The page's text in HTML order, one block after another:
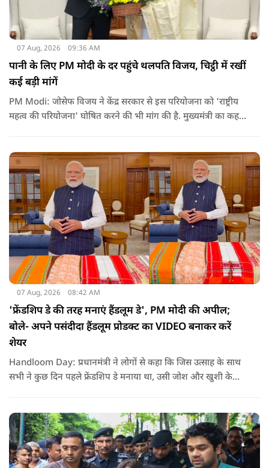
07 Aug, 2026 09:36 AM
पानी के लिए PM मोदी के दर पहुंचे थलपति विजय, चिट्ठी में रखीं
कई बड़ी मांगें
PM Modi: जोसेफ विजय ने केंद्र सरकार से इस परियोजना को 'राष्ट्रीय
महत्व की परियोजना' घोषित करने की भी मांग की है. मुख्यमंत्री का कहना
की समस्या को काफी हद तक कम किया जा सकता है.
07 Aug, 2026 08:42 AM
'फ्रेंडशिप डे की तरह मनाएं हैंडलूम डे', PM मोदी की अपील;
बोले- अपने पसंदीदा हैंडलूम प्रोडक्ट का VIDEO बनाकर करें
शेयर
Handloom Day: प्रधानमंत्री ने लोगों से कहा कि जिस उत्साह के साथ
सभी ने कुछ दिन पहले फ्रेंडशिप डे मनाया था, उसी जोश और खुशी के